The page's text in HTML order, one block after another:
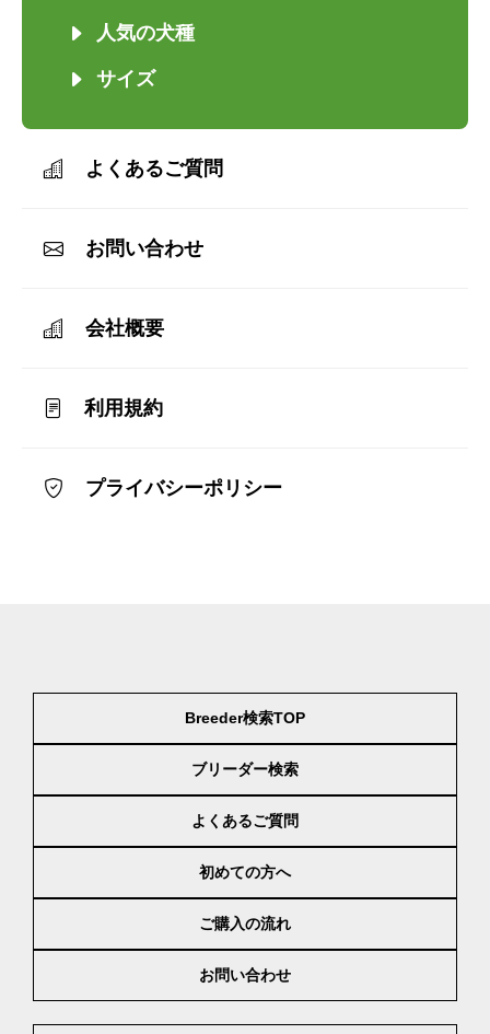
人気の犬種
サイズ
よくあるご質問
お問い合わせ
会社概要
利用規約
プライバシーポリシー
Breeder検索TOP
ブリーダー検索
よくあるご質問
初めての方へ
ご購入の流れ
お問い合わせ